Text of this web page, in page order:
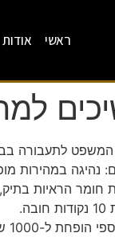
ראשי אודות
המשפט לתעבורה
מעל המותר בעיר, עבירה שטומנת בחובה 10 נקודות חובה! וקנס
חומר הראיות
ל-1000 ש"ח בלבד.